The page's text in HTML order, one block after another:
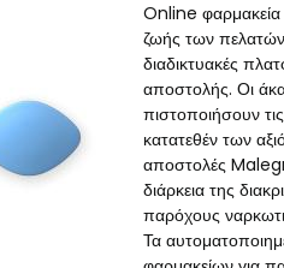
Online φαρμακεία
ζωής των πελατών
διαδικτυακές
αποστολής. Οι
πιστοποιήσουν
κατατεθέν των
αποστολές
διάρκεια της
παρόχους
Τα